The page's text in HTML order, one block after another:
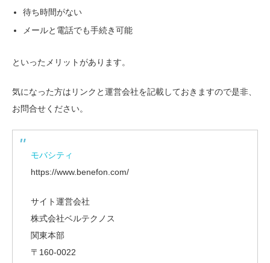
待ち時間がない
メールと電話でも手続き可能
といったメリットがあります。
気になった方はリンクと運営会社を記載しておきますので是非、
お問合せください。
モバシティ
https://www.benefon.com/
サイト運営会社
株式会社ベルテクノス
関東本部
〒160-0022